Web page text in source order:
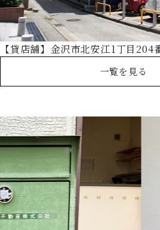
【貸店舗】金沢市北安江1丁目
一覧を見る